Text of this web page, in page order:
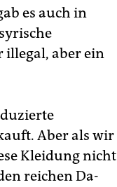
es auch in
illegal, aber ein
Aber als wir
Kleidung nicht
reichen Da­